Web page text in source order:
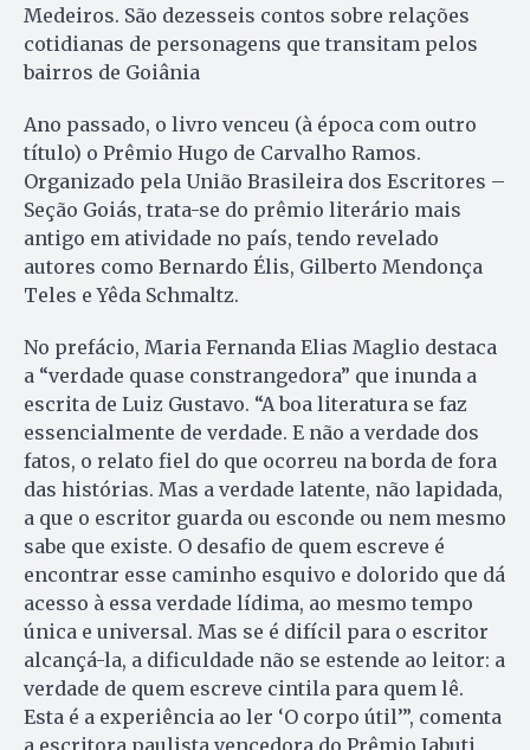
Medeiros. São dezesseis contos sobre relações
cotidianas de personagens que transitam pelos
bairros de Goiânia
Ano passado, o livro venceu (à época com outro
título) o Prêmio Hugo de Carvalho Ramos.
Organizado pela União Brasileira dos Escritores –
Seção Goiás, trata-se do prêmio literário mais
antigo em atividade no país, tendo revelado
autores como Bernardo Élis, Gilberto Mendonça
Teles e Yêda Schmaltz.
No prefácio, Maria Fernanda Elias Maglio destaca
a “verdade quase constrangedora” que inunda a
escrita de Luiz Gustavo. “A boa literatura se faz
essencialmente de verdade. E não a verdade dos
fatos, o relato fiel do que ocorreu na borda de fora
das histórias. Mas a verdade latente, não lapidada,
a que o escritor guarda ou esconde ou nem mesmo
sabe que existe. O desafio de quem escreve é
encontrar esse caminho esquivo e dolorido que dá
acesso à essa verdade lídima, ao mesmo tempo
única e universal. Mas se é difícil para o escritor
alcançá-la, a dificuldade não se estende ao leitor: a
verdade de quem escreve cintila para quem lê.
Esta é a experiência ao ler ‘O corpo útil’”, comenta
a escritora paulista vencedora do Prêmio Jabuti.